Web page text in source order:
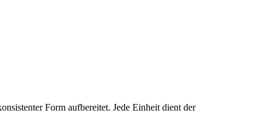
Form aufbereitet. Jede Einheit dient der